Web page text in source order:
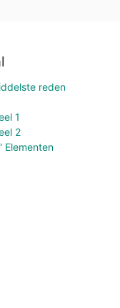
reden
1
2
Elementen